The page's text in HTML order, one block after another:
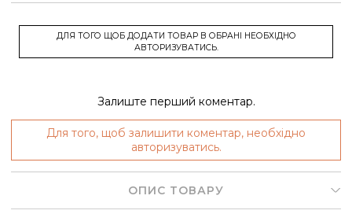
ДЛЯ ТОГО ЩОБ ДОДАТИ ТОВАР В ОБРАНІ НЕОБХІДНО
АВТОРИЗУВАТИСЬ.
Залиште перший коментар.
Для того, щоб залишити коментар, необхідно
авторизуватись.
ОПИС ТОВАРУ